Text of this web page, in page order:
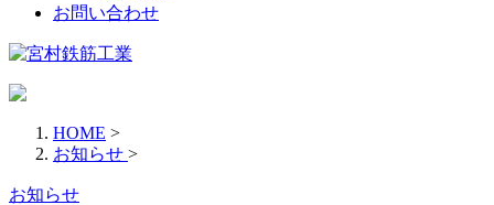
お問い合わせ
HOME >
お知らせ >
お知らせ